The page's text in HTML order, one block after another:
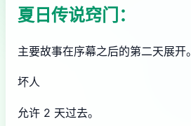
夏日传说窍门：
主要故事在序幕之后的第二天展开。
坏人
允许 2 天过去。